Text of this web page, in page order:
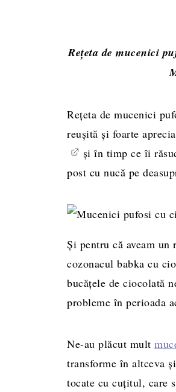
Rețeta de mucenici
Rețeta de mucenici
reușită și foarte
și în timp ce îi
post cu nucă pe
Și pentru că aveam
cozonacul babka cu
bucățele de ciocolată
probleme în perioada
Ne-au plăcut mult
transforme în altceva
tocate cu cuțitul, care